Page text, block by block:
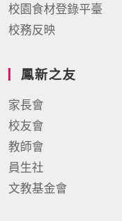
校園食材登錄平臺
校務反映
鳳新之友
家長會
校友會
教師會
員生社
文教基金會